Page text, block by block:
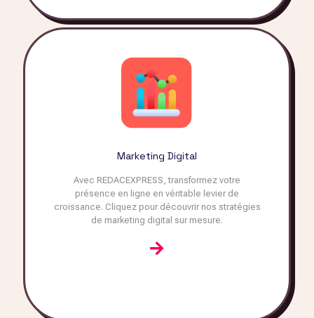
Marketing Digital
Avec REDACEXPRESS, transformez votre
présence en ligne en véritable levier de
croissance. Cliquez pour découvrir nos stratégies
de marketing digital sur mesure.